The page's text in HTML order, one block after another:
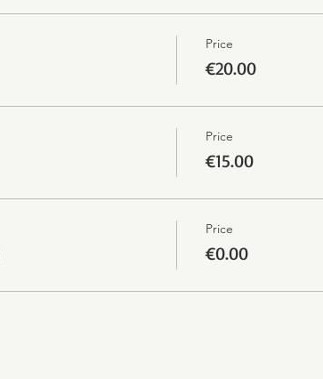
Price
€20.00
Price
€15.00
Price
€0.00